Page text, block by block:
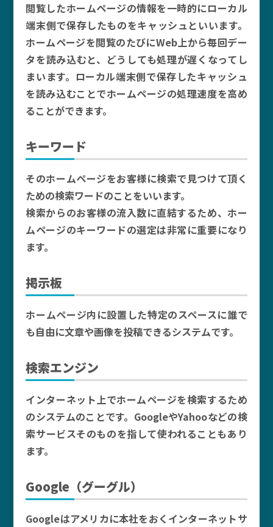
閲覧したホームページの情報を一時的にローカル
端末側で保存したものをキャッシュといいます。
ホームページを閲覧のたびにWeb上から毎回デー
タを読み込むと、どうしても処理が遅くなってし
まいます。ローカル端末側で保存したキャッシュ
を読み込むことでホームページの処理速度を高め
ることができます。
キーワード
そのホームページをお客様に検索で見つけて頂く
ための検索ワードのことをいいます。
検索からのお客様の流入数に直結するため、ホー
ムページのキーワードの選定は非常に重要になり
ます。
掲示板
ホームページ内に設置した特定のスペースに誰で
も自由に文章や画像を投稿できるシステムです。
検索エンジン
インターネット上でホームページを検索するため
のシステムのことです。GoogleやYahooなどの検
索サービスそのものを指して使われることもあり
ます。
Google（グーグル）
Googleはアメリカに本社をおくインターネットサ